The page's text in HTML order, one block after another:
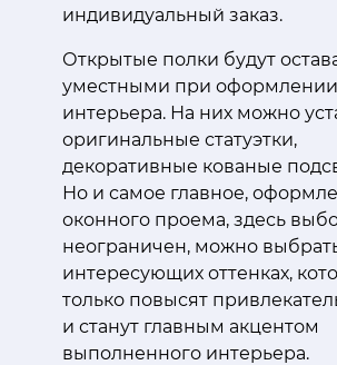
индивидуальный заказ.
Открытые полки будут
уместными при
интерьера. На них можно
оригинальные статуэтки,
декоративные кованые
Но и самое главное,
оконного проема, здесь
неограничен, можно
интересующих оттенках,
только повысят
и станут главным акцентом
выполненного интерьера.